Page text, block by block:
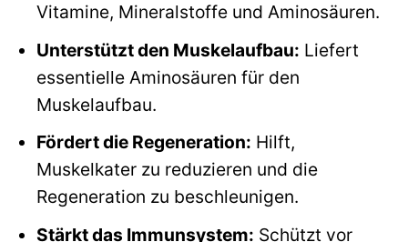
Vitamine, Mineralstoffe und Aminosäuren.
Unterstützt den Muskelaufbau: Liefert
essentielle Aminosäuren für den
Muskelaufbau.
Fördert die Regeneration: Hilft,
Muskelkater zu reduzieren und die
Regeneration zu beschleunigen.
Stärkt das Immunsystem: Schützt vor